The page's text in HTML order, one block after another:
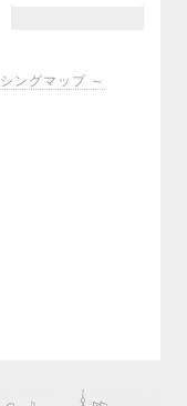
ングマップ ～